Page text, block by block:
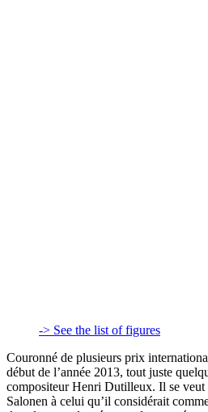
-> See the list of figures
Couronné de plusieurs prix
début de l’année 2013, tout juste
compositeur Henri Dutilleux. Il se veut
Salonen à celui qu’il considérait